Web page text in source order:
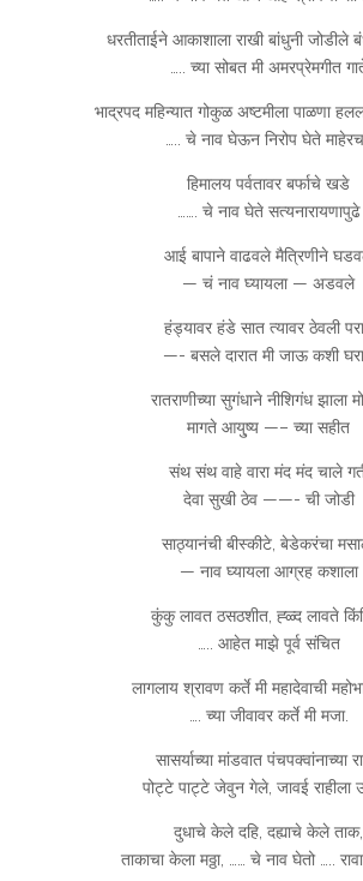
धरतीताईने आकाशाला राखी बांधुनी जोडीले
….. च्या सोबत मी अमरप्रेमगीत
भाद्रपद महिन्यात गोकुळ अष्टमीला पाळणा
….. चे नाव घेऊन निरोप घेते
हिमालय पर्वतावर बर्फाचे खडे
……. चे नाव घेते सत्यनारायणापुढे
आई बापाने वाढवले मैत्रिणीने
— चं नाव घ्यायला — अडवले
हंड्यावर हंडे सात त्यावर ठेवली
—- बसले दारात मी जाऊ कशी
रातराणीच्या सुगंधाने नीशिगंध झाला
मागते आयु्ष्य —– च्या सहीत
संथ संथ वाहे वारा मंद मंद चाले
देवा सुखी ठेव ——- ची जोडी
साठ्यानंची बीस्कीटे, बेडेकरंचा
— नाव घ्यायला आग्रह कशाला
कुंकु लावत ठसठशीत, ह्ळ्द लावते
….. आहेत माझे पूर्व संचित
लागलाय श्रावण कर्ते मी महादेवाची
…. च्या जीवावर कर्ते मी मजा.
सासर्याच्या मांडवात पंचपक्वांनाच्या
पोट्टे पाट्टे जेवुन गेले, जावई राहीला
दुधाचे केले दहि, दह्याचे केले ताक,
ताकाचा केला मठ्ठा, …… चे नाव घेतो …..